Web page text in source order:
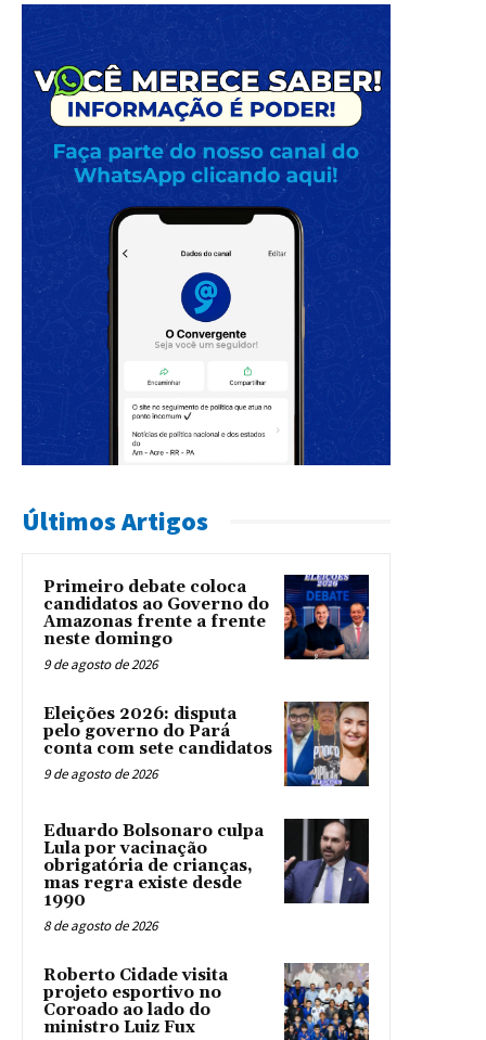
Últimos Artigos
Primeiro debate coloca
candidatos ao Governo do
Amazonas frente a frente
neste domingo
9 de agosto de 2026
Eleições 2026: disputa
pelo governo do Pará
conta com sete candidatos
9 de agosto de 2026
Eduardo Bolsonaro culpa
Lula por vacinação
obrigatória de crianças,
mas regra existe desde
1990
8 de agosto de 2026
Roberto Cidade visita
projeto esportivo no
Coroado ao lado do
ministro Luiz Fux